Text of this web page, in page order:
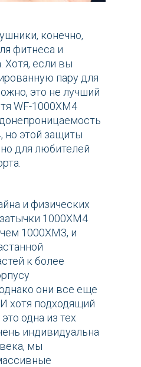
конечно,
фитнеса и
Хотя, если вы
пару для
это не лучший
WF-1000XM4
но этой защиты
для любителей
и физических
1000XM4
1000XM3, и
к более
они все еще
хотя подходящий
одна из тех
индивидуальна
мы